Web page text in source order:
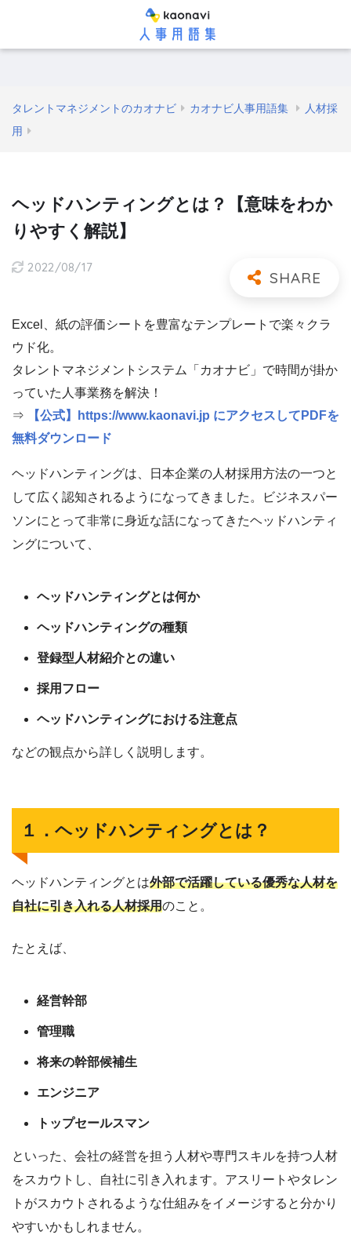
タレントマネジメントのカオナビ カオナビ人事用語集
人材採
用
ヘッドハンティングとは？【意味をわか
りやすく解説】
2022/08/17
Excel、紙の評価シートを豊富なテンプレートで楽々クラ
ウド化。
タレントマネジメントシステム「カオナビ」で時間が掛か
っていた人事業務を解決！
⇒
【公式】https://www.kaonavi.jp にアクセスしてPDFを
無料ダウンロード
ヘッドハンティングは、日本企業の人材採用方法の一つと
して広く認知されるようになってきました。ビジネスパー
ソンにとって非常に身近な話になってきたヘッドハンティ
ングについて、
ヘッドハンティングとは何か
ヘッドハンティングの種類
登録型人材紹介との違い
採用フロー
ヘッドハンティングにおける注意点
などの観点から詳しく説明します。
１．ヘッドハンティングとは？
ヘッドハンティングとは外部で活躍している優秀な人材を
自社に引き入れる人材採用のこと。
たとえば、
経営幹部
管理職
将来の幹部候補生
エンジニア
トップセールスマン
といった、会社の経営を担う人材や専門スキルを持つ人材
をスカウトし、自社に引き入れます。アスリートやタレン
トがスカウトされるような仕組みをイメージすると分かり
やすいかもしれません。